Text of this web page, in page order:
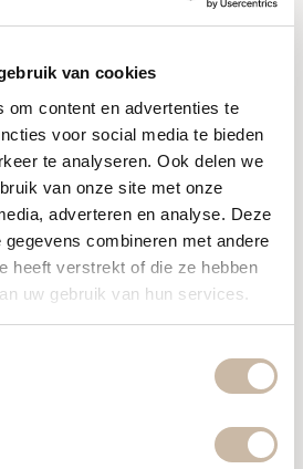
van cookies
om content en advertenties te
voor social media te bieden
te analyseren. Ook delen we
van onze site met onze
adverteren en analyse. Deze
combineren met andere
heeft verstrekt of die ze hebben
uw gebruik van hun services.